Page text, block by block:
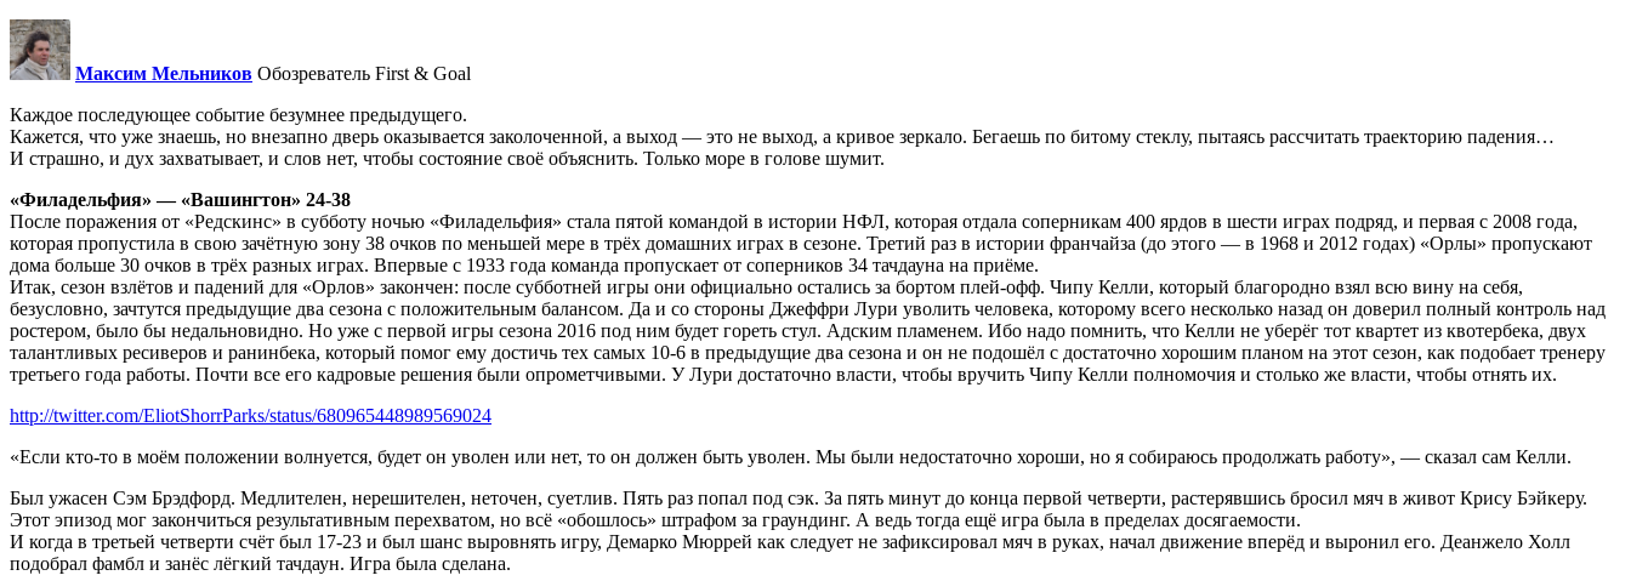
Максим Мельников Обозреватель First & Goal
Каждое последующее событие безумнее предыдущего.
Кажется, что уже знаешь, но внезапно дверь оказывается заколоченной, а выход — это не выход, а кривое зеркало. Бегаешь по битому стеклу, пытаясь рассчитать траекторию падения…
И страшно, и дух захватывает, и слов нет, чтобы состояние своё объяснить. Только море в голове шумит.
«Филадельфия» — «Вашингтон» 24-38
После поражения от «Редскинс» в субботу ночью «Филадельфия» стала пятой командой в истории НФЛ, которая отдала соперникам 400 ярдов в шести играх подряд, и первая с 2008 года,
которая пропустила в свою зачётную зону 38 очков по меньшей мере в трёх домашних играх в сезоне. Третий раз в истории франчайза (до этого — в 1968 и 2012 годах) «Орлы» пропускают
дома больше 30 очков в трёх разных играх. Впервые с 1933 года команда пропускает от соперников 34 тачдауна на приёме.
Итак, сезон взлётов и падений для «Орлов» закончен: после субботней игры они официально остались за бортом плей-офф. Чипу Келли, который благородно взял всю вину на себя,
безусловно, зачтутся предыдущие два сезона с положительным балансом. Да и со стороны Джеффри Лури уволить человека, которому всего несколько назад он доверил полный контроль над
ростером, было бы недальновидно. Но уже с первой игры сезона 2016 под ним будет гореть стул. Адским пламенем. Ибо надо помнить, что Келли не уберёг тот квартет из квотербека, двух
талантливых ресиверов и ранинбека, который помог ему достичь тех самых 10-6 в предыдущие два сезона и он не подошёл с достаточно хорошим планом на этот сезон, как подобает тренеру
третьего года работы. Почти все его кадровые решения были опрометчивыми. У Лури достаточно власти, чтобы вручить Чипу Келли полномочия и столько же власти, чтобы отнять их.
http://twitter.com/EliotShorrParks/status/680965448989569024
«Если кто-то в моём положении волнуется, будет он уволен или нет, то он должен быть уволен. Мы были недостаточно хороши, но я собираюсь продолжать работу», — сказал сам Келли.
Был ужасен Сэм Брэдфорд. Медлителен, нерешителен, неточен, суетлив. Пять раз попал под сэк. За пять минут до конца первой четверти, растерявшись бросил мяч в живот Крису Бэйкеру.
Этот эпизод мог закончиться результативным перехватом, но всё «обошлось» штрафом за граундинг. А ведь тогда ещё игра была в пределах досягаемости.
И когда в третьей четверти счёт был 17-23 и был шанс выровнять игру, Демарко Мюррей как следует не зафиксировал мяч в руках, начал движение вперёд и выронил его. Деанжело Холл
подобрал фамбл и занёс лёгкий тачдаун. Игра была сделана.